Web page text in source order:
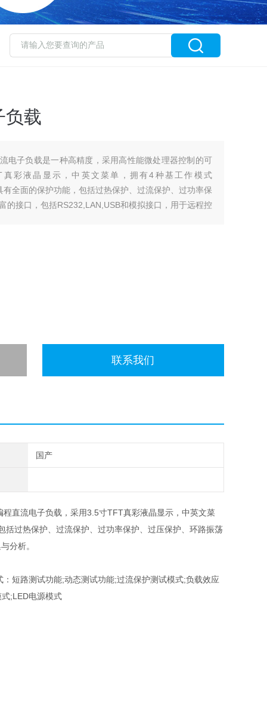
负载
电子负载是一种高精度，采用高性能微处理器控制的可
彩液晶显示，中英文菜单，拥有4种基工作模式
全面的保护功能，包括过热保护、过流保护、过功率保
的接口，包括RS232,LAN,USB和模拟接口，用于远程控
联系我们
国产
直流电子负载，采用3.5寸TFT真彩液晶显示，中英文菜
过热保护、过流保护、过功率保护、过压保护、环路振荡
分析。
：短路测试功能;动态测试功能;过流保护测试模式;负载效应
式;LED电源模式